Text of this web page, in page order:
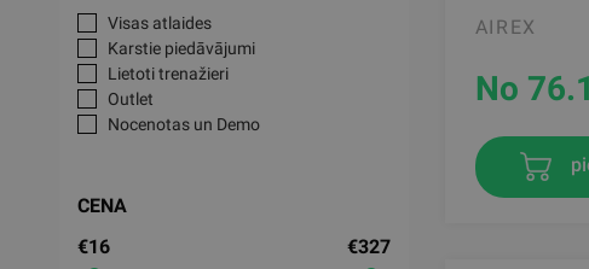
Visas atlaides
Karstie piedāvājumi
Lietoti trenažieri
Outlet
Nocenotas un Demo
CENA
€16
€327
AIREX
No